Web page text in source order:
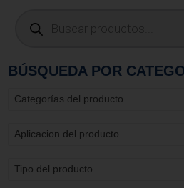
BÚSQUEDA POR
Categorías del producto
Aplicacion del producto
Tipo del producto